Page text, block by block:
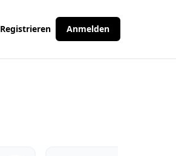
Registrieren Anmelden